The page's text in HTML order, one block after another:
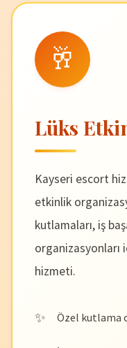
🥂
Lüks
Kayseri escort
etkinlik
kutlamaları, iş
organizasyonları
hizmeti.
Özel kutlama